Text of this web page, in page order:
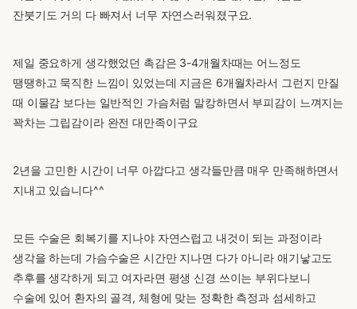
잔붓기도 거의 다 빠져서 너무 자연스러워졌구요.
제일 중요하게 생각했었던 촉감은 3-4개월차때는 어느정도
땡땡하고 묵직한 느낌이 있었는데 지금은 6개월차라서 그런지 만질
때 이물감 보다는 일반적인 가슴처럼 말캉하면서 부피감이 느껴지는
꽉차는 그립감이라 완전 대만족이구요
2년을 고민한 시간이 너무 아깝다고 생각들만큼 매우 만족해하면서
지내고 있습니다^^
모든 수술은 회복기를 지나야 자연스럽고 내것이 되는 과정이라
생각을 하는데 가슴수술은 시간만 지나면 다가 아니라 애기낳고도
추후를 생각하게 되고 여자라면 평생 신경 쓰이는 부위다보니
수술에 있어 환자의 골격, 체형에 맞는 정확한 측정과 섬세하고